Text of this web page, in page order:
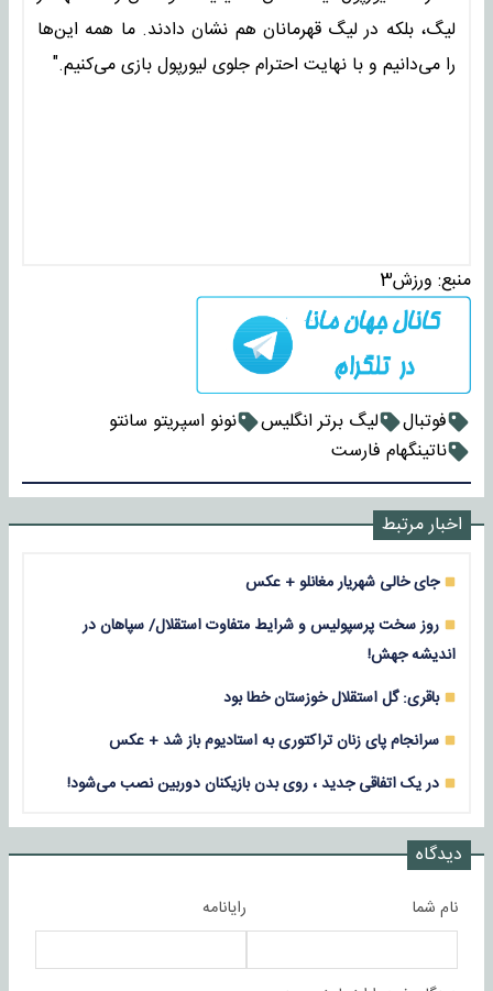
لیگ، بلکه در لیگ قهرمانان هم نشان دادند. ما همه این‌ها
را می‌دانیم و با نهایت احترام جلوی لیورپول بازی می‌کنیم."
منبع: ورزش3
فوتبال لیگ برتر انگلیس
نونو اسپریتو سانتو
ناتینگهام فارست
اخبار مرتبط
جای خالی شهریار مغانلو + عکس
روز سخت پرسپولیس و شرایط متفاوت استقلال/ سپاهان در
اندیشه جهش!
باقری: گل استقلال خوزستان خطا بود
سرانجام پای زنان تراکتوری به استادیوم باز شد + عکس
در یک اتفاقی جدید ، روی بدن بازیکنان دوربین نصب می‌شود!
دیدگاه
نام شما رایانامه